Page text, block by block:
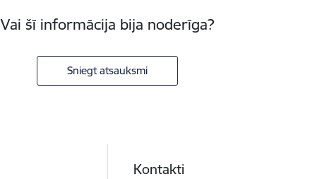
Vai šī informācija bija noderīga?
Sniegt atsauksmi
Kontakti